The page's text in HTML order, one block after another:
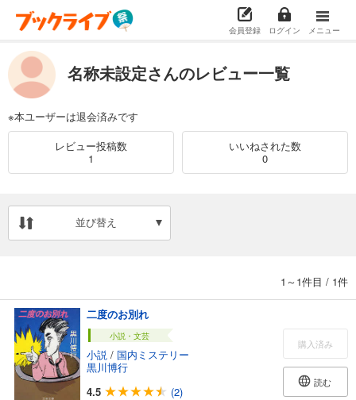
会員登録 ログイン メニュー
名称未設定さんのレビュー一覧
※本ユーザーは退会済みです
レビュー投稿数
1
いいねされた数
0
並び替え
1～1件目 / 1件
二度のお別れ
小説・文芸
小説 / 国内ミステリー
黒川博行
4.5
(2)
購入済み
読む